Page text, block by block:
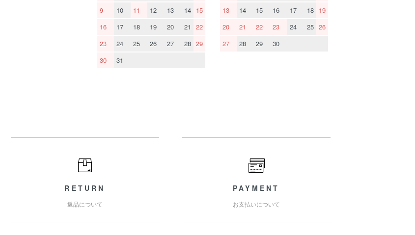
9
10 11 12 13 14 15
16
17 18 19 20 21
22
23
24 25 26 27 28 29
30
31
13
14 15 16 17 18 19
20
21 22 23 24 25 26
27
28 29 30
RETURN
返品について
PAYMENT
お支払いについて